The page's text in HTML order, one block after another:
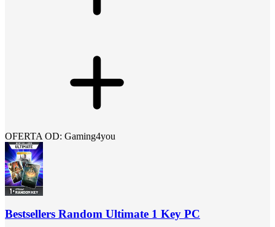
OFERTA OD: Gaming4you
Bestsellers Random Ultimate 1 Key PC